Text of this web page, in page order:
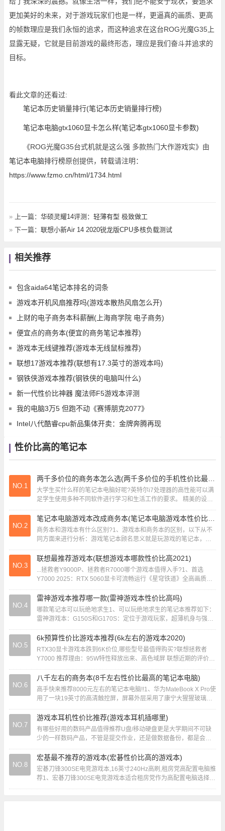
更加美好的未来，对于游戏玩家们也是一样，更逼真的画质、更高
的帧数理应是我们永恒的追求，而这种追求在这台ROG光魔G35上
显露无疑，它就是目前游戏的最终形态，理应是我们奋斗并追求的
目标。
看此文章的还看过:
笔记本历史销量排行(笔记本历史销量排行榜)
笔记本电脑gtx1060显卡怎么样(笔记本gtx1060显卡参数)
《ROG光魔G35台式机就是这么强 多款热门大作游戏实》由
笔记本电脑排行榜原创提供，转载请注明：
https://www.fzmo.cn/html/1734.html
» 上一篇： 华硕灵耀14评测：轻薄有型 极致做工
» 下一篇： 联想小新Air 14 2020锐龙版CPU多核负载测试
相关推荐
包含aida64笔记本排名的词条
游戏本开机风扇推荐吗(游戏本散热风扇怎么开)
上财的电子商务本科薪酬(上海商学院 电子商务)
便宜点的商务本(便宜的商务笔记本推荐)
游戏本无线键推荐(游戏本无线鼠标推荐)
联想17游戏本推荐(联想有17.3英寸的游戏本吗)
钢铁侠游戏本推荐(钢铁侠的电脑叫什么)
新一代性价比神器 魔法师F5游戏本评测
我的电脑3万5 但跑不动《赛博朋克2077》
Intel八代酷睿cpu新品集体开卖：金牌奔腾再现
性价比高的笔记本
NO.1
大学生买什么样的笔记本电脑好呢?英特尔i7处理器的高性能可以满
足学生使用多种不同软件进行学习和生活工作的要求。 精美的设计
和360°旋转设计非常实用，比如在公交...
NO.2
商务本和游戏本有什么区别?1、游戏本和商务本的区别，以下从不
同方面来进行分析：游戏笔记本顾名思义就是玩游戏的笔记本，商
务笔记本是指专门为商务应用设计的笔记本电脑...
NO.3
联想最推荐游戏本(联想游戏本哪款性价比高2021)
...拯救者Y9000P、拯救者R7000哪个游戏本值得入手?1、首选
Y7000 2025：RTX 5060显卡可流畅运行《星穹铁道》全高画质，
180Hz屏幕兼...
NO.4
雷神游戏本推荐哪一款(雷神游戏本性价比高吗)
哪款笔记本可以玩绝地求生1、可以玩绝地求生的笔记本推荐如下：
雷神游戏本：G150S和G170S：定位于游戏玩家，超薄机身与强悍
性能完美平衡，搭载i7处理器和2千...
NO.5
6k预算性价比游戏本推荐(6k左右的游戏本2020)
RTX30显卡游戏本跌到6K价位,哪些型号最值得购买?联想拯救者
Y7000 推荐理由：95W特性释放出来、高色域屏 联想近期的评价可
谓是180度的大变化，尤其是...
NO.6
八千左右的商务本(8千左右性价比最高的笔记本电脑)
高手快来推荐8000元左右的笔记本电脑!!1、华为MateBook X Pro使
用了一块19英寸的高清触控屏，屏幕外层采用了康宁大猩猩玻璃，
显示器分辨率为300...
NO.7
游戏本耳机性价比推荐(游戏本耳机插哪里)
有哪些好用的数码产品值得推荐U盘/移动硬盘更是大学期间不可缺
少的一样数码产品，不管是提交作业，还是做数据备份，都是会经
常用到。而且有些有些大学大一会不给带笔记本...
NO.8
宏基最不推荐的游戏本(宏碁性价比高的游戏本)
宏碁刀锋300SE电竞游戏本,16英寸240Hz高刷,租房党高配置电脑推
荐1、宏碁刀锋300SE电竞游戏本适合租房党作为高配置电脑选择，
其核心配置、屏幕表现及扩...